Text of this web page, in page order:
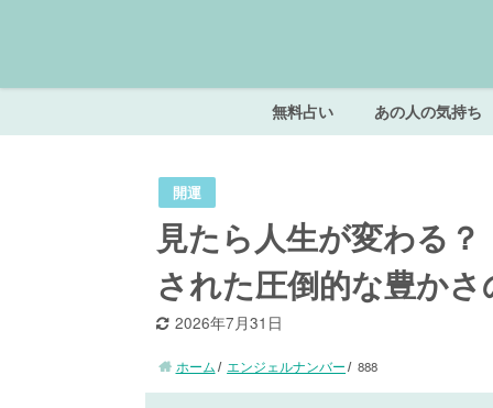
無料占い あの人の気持ち
開運
見たら人生が変わる
された圧倒的な豊かさ
2026年7月31日
ホーム エンジェルナンバー 888